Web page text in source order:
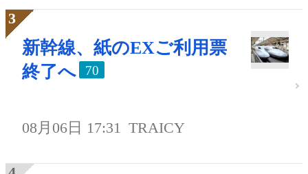
新幹線、紙のEXご利用票
終了へ
70
08月06日 17:31 TRAICY